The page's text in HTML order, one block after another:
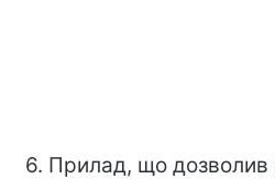
6. Прилад, що дозволив